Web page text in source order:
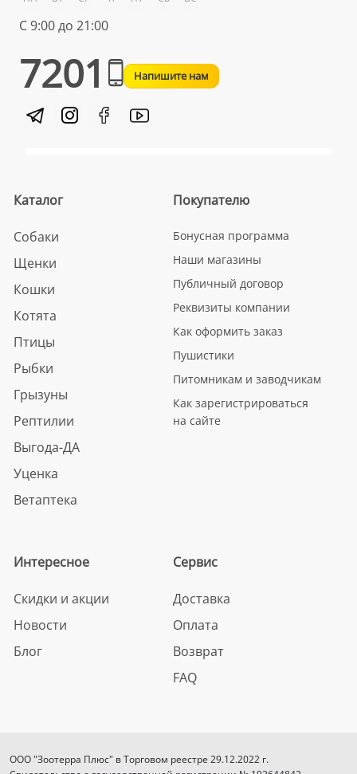
С 9:00 до 21:00
7201 Напишите нам
Каталог
Собаки
Щенки
Кошки
Котята
Птицы
Рыбки
Грызуны
Рептилии
Выгода-ДА
Уценка
Ветаптека
Покупателю
Бонусная программа
Наши магазины
Публичный договор
Реквизиты компании
Как оформить заказ
Пушистики
Питомникам и заводчикам
Как зарегистрироваться
на сайте
Интересное
Скидки и акции
Новости
Блог
Сервис
Доставка
Оплата
Возврат
FAQ
ООО "Зоотерра Плюс" в Торговом реестре 29.12.2022 г.